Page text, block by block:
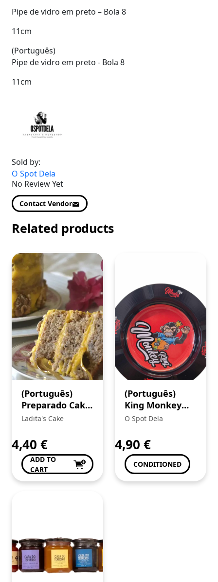
Pipe de vidro em preto – Bola 8
11cm
(Português)
Pipe de vidro em preto - Bola 8
11cm
Sold by:
O Spot Dela
No Review Yet
Contact Vendor
Related products
(Português)
Preparado Cake
de Noz
Ladita's Cake
4,40 €
ADD TO
CART
(Português)
King Monkey
Cinzeiro (4) +
Brown
O Spot Dela
4,90 €
CONDITIONED